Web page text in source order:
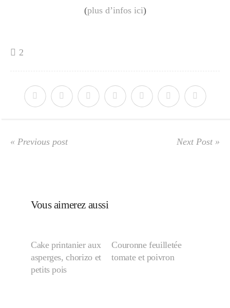
(plus d’infos ici)
2
« Previous post Next Post »
Vous aimerez aussi
Cake printanier aux
asperges, chorizo et
petits pois
Couronne feuilletée
tomate et poivron